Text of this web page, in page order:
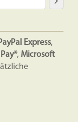
Express,
, Microsoft